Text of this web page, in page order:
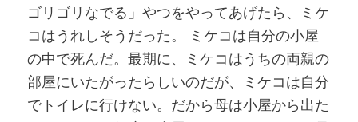
ゴリゴリなでる」やつをやってあげたら、ミケ
コはうれしそうだった。 ミケコは自分の小屋
の中で死んだ。最期に、ミケコはうちの両親の
部屋にいたがったらしいのだが、ミケコは自分
でトイレに行けない。だから母は小屋から出た